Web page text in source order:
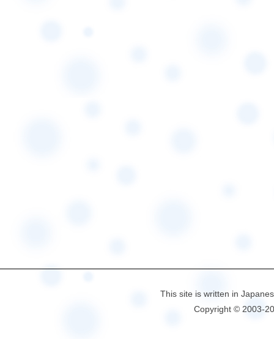
This site is written in
Copyright © 2003-